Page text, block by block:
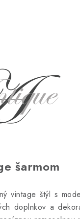
šarmom
vintage štýl s
doplnkov a